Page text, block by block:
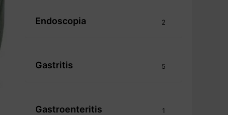
Endoscopia 2
Gastritis 5
Gastroenteritis 1